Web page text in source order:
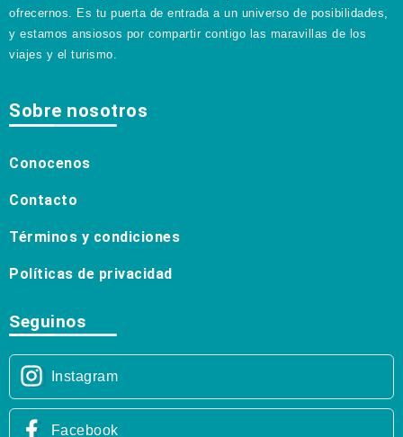
ofrecernos. Es tu puerta de entrada a un universo de posibilidades,
y estamos ansiosos por compartir contigo las maravillas de los
viajes y el turismo.
Sobre nosotros
Conocenos
Contacto
Términos y condiciones
Políticas de privacidad
Seguinos
Instagram
Facebook